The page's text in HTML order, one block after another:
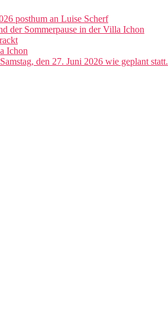
posthum an Luise Scherf
der Sommerpause in der Villa Ichon
Ichon
den 27. Juni 2026 wie geplant statt.